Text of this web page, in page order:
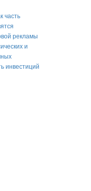
часть
рекламы
и
инвестиций